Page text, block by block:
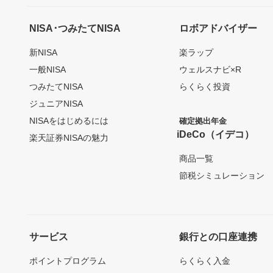
NISA･つみたてNISA
新NISA
一般NISA
つみたてNISA
ジュニアNISA
NISAをはじめるには
楽天証券NISAの魅力
ロボアドバイザー
楽ラップ
ウェルスナビ×R
らくらく投資
確定拠出年金
iDeCo（イデコ）
商品一覧
節税シミュレーション
サービス
ポイントプログラム
銀行との口座連携
らくらく入金